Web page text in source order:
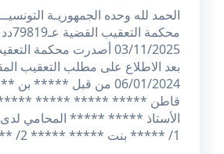
الحمد لله وحده الجمهوريـة
03/11/2025 أصدرت محكمة
بعد الاطلاع على مطلب التعقيب
06/01/2024 من قبل
قاطن ***** ***** ***** *****
الأستاذ ***** ***** المحامي لدى
1/ ***** بنت ***** ***** 2/ ***** بنت *